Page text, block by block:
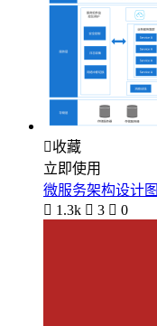
收藏
立即使用
微服务架构设计图
 1.3k  3  0